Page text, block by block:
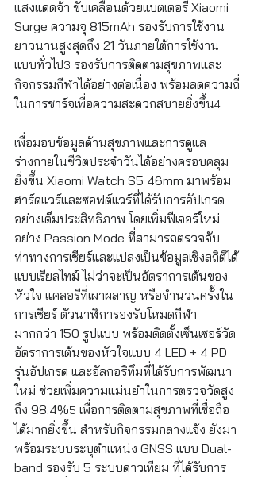
แสงแดดจ้า ขับเคลื่อนด้วยแบตเตอรี่ Xiaomi
Surge ความจุ 815mAh รองรับการใช้งาน
ยาวนานสูงสุดถึง 21 วันภายใต้การใช้งาน
แบบทั่วไป3 รองรับการติดตามสุขภาพและ
กิจกรรมกีฬาได้อย่างต่อเนื่อง พร้อมลดความถี่
ในการชาร์จเพื่อความสะดวกสบายยิ่งขึ้น4
เพื่อมอบข้อมูลด้านสุขภาพและการดูแล
ร่างกายในชีวิตประจำวันได้อย่างครอบคลุม
ยิ่งขึ้น Xiaomi Watch S5 46mm มาพร้อม
ฮาร์ดแวร์และซอฟต์แวร์ที่ได้รับการอัปเกรด
อย่างเต็มประสิทธิภาพ โดยเพิ่มฟีเจอร์ใหม่
อย่าง Passion Mode ที่สามารถตรวจจับ
ท่าทางการเชียร์และแปลงเป็นข้อมูลเชิงสถิติได้
แบบเรียลไทม์ ไม่ว่าจะเป็นอัตราการเต้นของ
หัวใจ แคลอรีที่เผาผลาญ หรือจำนวนครั้งใน
การเชียร์ ตัวนาฬิการองรับโหมดกีฬา
มากกว่า 150 รูปแบบ พร้อมติดตั้งเซ็นเซอร์วัด
อัตราการเต้นของหัวใจแบบ 4 LED + 4 PD
รุ่นอัปเกรด และอัลกอริทึมที่ได้รับการพัฒนา
ใหม่ ช่วยเพิ่มความแม่นยำในการตรวจวัดสูง
ถึง 98.4%5 เพื่อการติดตามสุขภาพที่เชื่อถือ
ได้มากยิ่งขึ้น สำหรับกิจกรรมกลางแจ้ง ยังมา
พร้อมระบบระบุตำแหน่ง GNSS แบบ Dual-
band รองรับ 5 ระบบดาวเทียม ที่ได้รับการ